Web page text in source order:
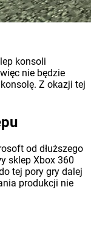
konsoli
nie będzie
Z okazji tej
od dłuższego
sklep Xbox 360
tej pory gry dalej
produkcji nie